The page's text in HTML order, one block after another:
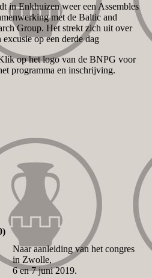
in Enkhuizen weer een Assembles
met de Baltic and
Group. Het strekt zich uit over
op een derde dag
op het logo van de BNPG voor
programma en inschrijving.
Naar aanleiding van het congres
in Zwolle,
6 en 7 juni 2019.